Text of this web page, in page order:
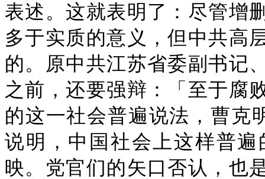
表述。这就表明了：尽管增
多于实质的意义，但中共高
的。原中共江苏省委副书记
之前，还要强辩：「至于腐
的这一社会普遍说法，曹克
说明，中国社会上这样普
映。党官们的矢口否认，也